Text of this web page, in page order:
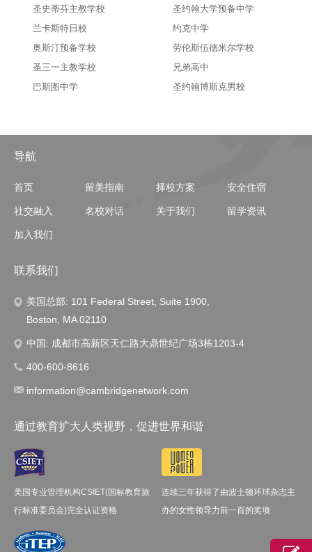
圣史蒂芬主教学校
圣约翰大学预备中学
兰卡斯特日校
约克中学
奥斯汀预备学校
劳伦斯伍德米尔学校
圣三一主教学校
兄弟高中
巴斯图中学
圣约翰博斯克男校
导航
首页 留美指南 择校方案 安全住宿
社交融入 名校对话 关于我们 留学资讯
加入我们
联系我们
美国总部: 101 Federal Street, Suite 1900,
Boston, MA 02110
中国: 成都市高新区天仁路大鼎世纪广场3栋1203-4
400-600-8616
information@cambridgenetwork.com
通过教育扩大人类视野，促进世界和谐
美国专业管理机构CSIET(国标教育旅
行标准委员会)完全认证资格
连续三年获得了由波士顿环球杂志主
办的女性领导力前一百的奖项